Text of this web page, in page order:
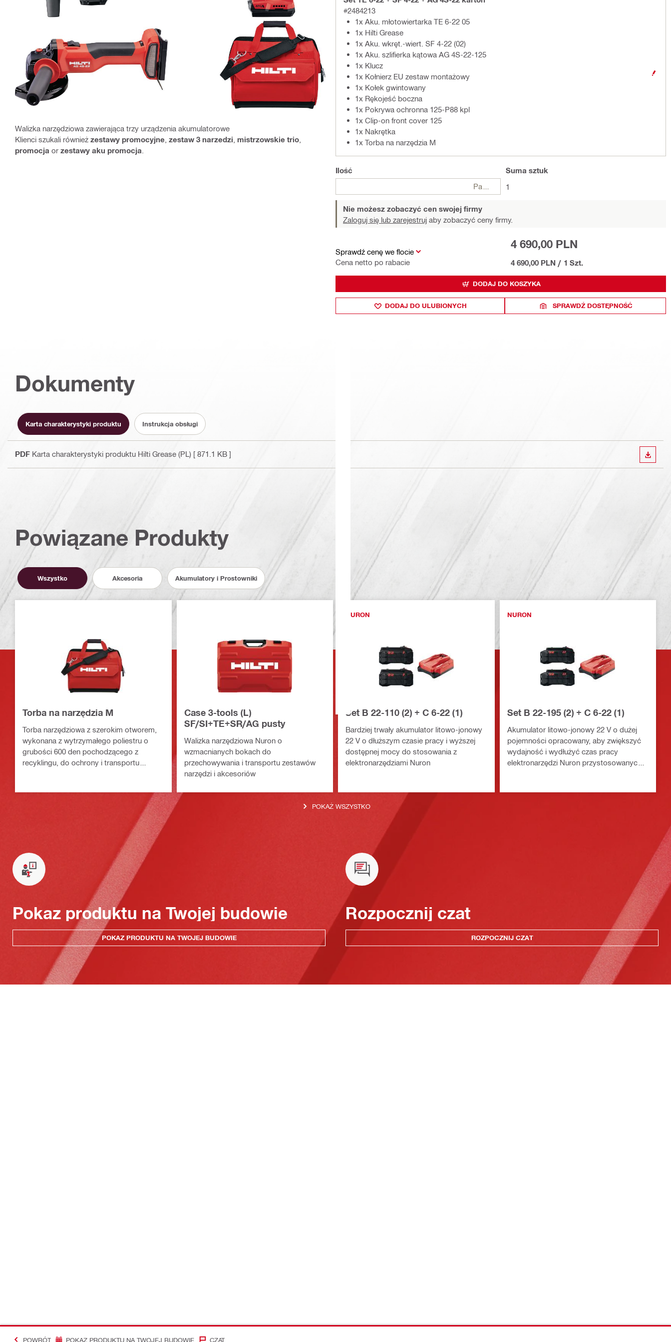
Walizka narzędziowa zawierająca trzy urządzenia akumulatorowe
Klienci szukali również zestawy promocyjne zestaw 3 narzedzi mistrzowskie trio
promocja or zestawy aku promocja
#2484213
1x Aku. młotowiertarka TE 6-22 05
1x Hilti Grease
1x Aku. wkręt.-wiert. SF 4-22 (02)
1x Aku. szlifierka kątowa AG 4S-22-125
1x Klucz
1x Kołnierz EU zestaw montażowy
1x Kołek gwintowany
1x Rękojeść boczna
1x Pokrywa ochronna 125-P88 kpl
1x Clip-on front cover 125
1x Nakrętka
1x Torba na narzędzia M
Ilość
Suma sztuk
1
Nie możesz zobaczyć cen swojej firmy
Zaloguj się lub zarejestruj aby zobaczyć ceny firmy.
Sprawdź cenę we flocie
Cena netto po rabacie
4 690,00 PLN
4 690,00 PLN / 1 Szt.
DODAJ DO KOSZYKA
DODAJ DO ULUBIONYCH SPRAWDŹ DOSTĘPNOŚĆ
Dokumenty
Karta charakterystyki produktu Instrukcja obsługi
PDF Karta charakterystyki produktu Hilti Grease (PL) [ 871.1 KB ]
Powiązane Produkty
Wszystko Akcesoria Akumulatory i Prostowniki
Torba na narzędzia M
Torba narzędziowa z szerokim otworem,
wykonana z wytrzymałego poliestru o
grubości 600 den pochodzącego z
recyklingu, do ochrony i transportu
Case 3-tools (L)
SF/SI+TE+SR/AG pusty
Walizka narzędziowa Nuron o
wzmacnianych bokach do
przechowywania i transportu zestawów
narzędzi i akcesoriów
NURON
Set B 22-110 (2) + C 6-22 (1)
Bardziej trwały akumulator litowo-jonowy
22 V o dłuższym czasie pracy i wyższej
dostępnej mocy do stosowania z
elektronarzędziami Nuron
NURON
Set B 22-195 (2) + C 6-22 (1)
Akumulator litowo-jonowy 22 V o dużej
pojemności opracowany, aby zwiększyć
wydajność i wydłużyć czas pracy
elektronarzędzi Nuron przystosowanych
POKAŻ WSZYSTKO
Pokaz produktu na Twojej budowie
POKAZ PRODUKTU NA TWOJEJ BUDOWIE
Rozpocznij czat
ROZPOCZNIJ CZAT
POWRÓT POKAZ PRODUKTU NA TWOJEJ BUDOWIE CZAT